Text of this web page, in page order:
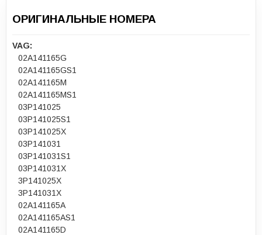
ОРИГИНАЛЬНЫЕ НОМЕРА
VAG:
02A141165G
02A141165GS1
02A141165M
02A141165MS1
03P141025
03P141025S1
03P141025X
03P141031
03P141031S1
03P141031X
3P141025X
3P141031X
02A141165A
02A141165AS1
02A141165D